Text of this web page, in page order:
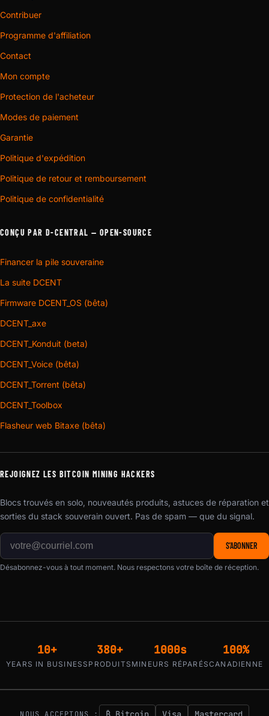
Contribuer
Programme d'affiliation
Contact
Mon compte
Protection de l'acheteur
Modes de paiement
Garantie
Politique d'expédition
Politique de retour et remboursement
Politique de confidentialité
CONÇU PAR D-CENTRAL — OPEN-SOURCE
Financer la pile souveraine
La suite DCENT
Firmware DCENT_OS (bêta)
DCENT_axe
DCENT_Konduit (beta)
DCENT_Voice (bêta)
DCENT_Torrent (bêta)
DCENT_Toolbox
Flasheur web Bitaxe (bêta)
REJOIGNEZ LES BITCOIN MINING HACKERS
Blocs trouvés en solo, nouveautés produits, astuces de réparation et
sorties du stack souverain ouvert. Pas de spam — que du signal.
S'ABONNER
Désabonnez-vous à tout moment. Nous respectons votre boîte de réception.
10+
YEARS IN BUSINESS
380+
PRODUITS
1000s
MINEURS RÉPARÉS
100%
CANADIENNE
NOUS ACCEPTONS :